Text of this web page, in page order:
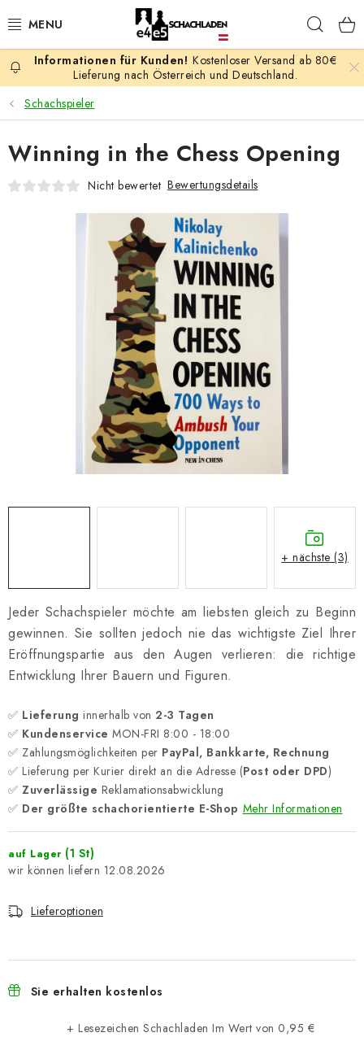
Inhalt
AKTION
SCHACHSPIELE
SCHACHFIGUREN
SCHACHBRETTER
SCHACH-ANTIQUITÄTENLADEN
SCHACH ONLINE
SCHACH-MERCH
SCHACH GESCHENKE
Geschäftsbedingungen
Kostenloser Versand ab 80€
Lieferung nach Österreich und Deutschland.
Schachspieler
Jeder Schachspieler möchte am liebsten gleich zu Beginn
gewinnen. Sie sollten jedoch nie das wichtigste Ziel Ihrer
Eröffnungspartie aus den Augen verlieren: die richtige
Entwicklung Ihrer Bauern und Figuren.
✅ Lieferung innerhalb von 2-3 Tagen
✅ Kundenservice MON-FRI 8:00 - 18:00
✅ Zahlungsmöglichkeiten per PayPal, Bankkarte, Rechnung
✅ Lieferung per Kurier direkt an die Adresse (Post oder DPD)
✅ Zuverlässige Reklamationsabwicklung
✅ Der größte schachorientierte E-Shop Mehr Informationen
auf Lager (1 St)
12.08.2026
Lieferoptionen
Sie erhalten kostenlos
+ Lesezeichen Schachladen Im Wert von 0,95 €
Winning in the Chess Opening
Nicht bewertet Bewertungsdetails
+ nächste (3)